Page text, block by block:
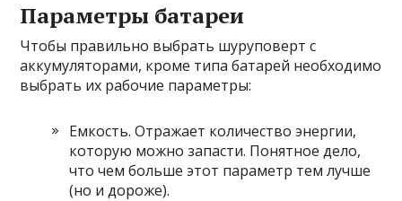
Параметры батареи
Чтобы правильно выбрать шуруповерт с
аккумуляторами, кроме типа батарей необходимо
выбрать их рабочие параметры:
Емкость. Отражает количество энергии,
которую можно запасти. Понятное дело,
что чем больше этот параметр тем лучше
(но и дороже).